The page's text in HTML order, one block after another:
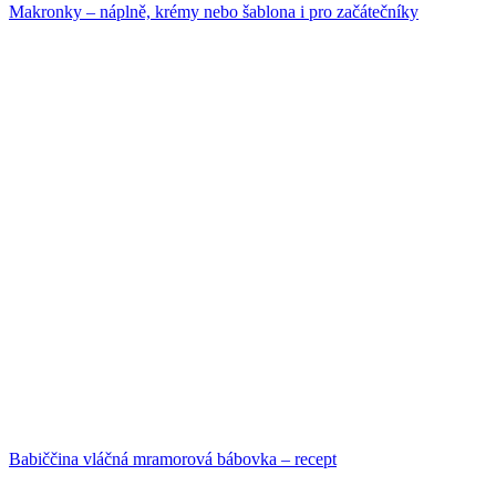
Makronky – náplně, krémy nebo šablona i pro začátečníky
Babiččina vláčná mramorová bábovka – recept